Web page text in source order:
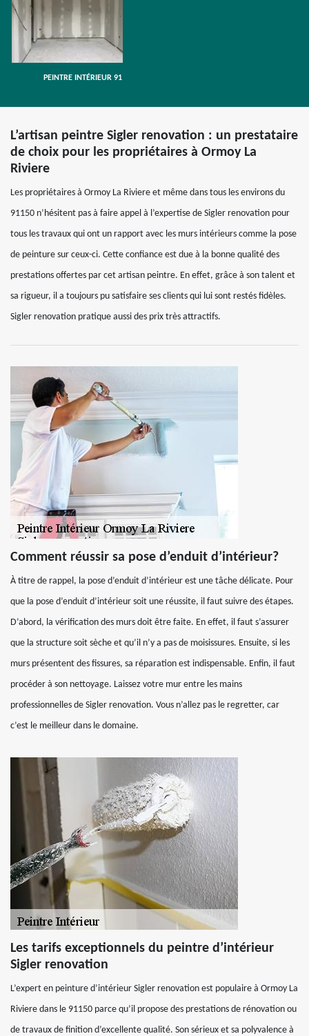
PEINTRE INTÉRIEUR 91
L’artisan peintre Sigler renovation : un prestataire
de choix pour les propriétaires à Ormoy La
Riviere
Les propriétaires à Ormoy La Riviere et même dans tous les environs du
91150 n’hésitent pas à faire appel à l’expertise de Sigler renovation pour
tous les travaux qui ont un rapport avec les murs intérieurs comme la pose
de peinture sur ceux-ci. Cette confiance est due à la bonne qualité des
prestations offertes par cet artisan peintre. En effet, grâce à son talent et
sa rigueur, il a toujours pu satisfaire ses clients qui lui sont restés fidèles.
Sigler renovation pratique aussi des prix très attractifs.
Comment réussir sa pose d’enduit d’intérieur?
À titre de rappel, la pose d’enduit d’intérieur est une tâche délicate. Pour
que la pose d’enduit d’intérieur soit une réussite, il faut suivre des étapes.
D’abord, la vérification des murs doit être faite. En effet, il faut s’assurer
que la structure soit sèche et qu’il n’y a pas de moisissures. Ensuite, si les
murs présentent des fissures, sa réparation est indispensable. Enfin, il faut
procéder à son nettoyage. Laissez votre mur entre les mains
professionnelles de Sigler renovation. Vous n’allez pas le regretter, car
c’est le meilleur dans le domaine.
Les tarifs exceptionnels du peintre d’intérieur
Sigler renovation
L’expert en peinture d’intérieur Sigler renovation est populaire à Ormoy La
Riviere dans le 91150 parce qu’il propose des prestations de rénovation ou
de travaux de finition d’excellente qualité. Son sérieux et sa polyvalence à